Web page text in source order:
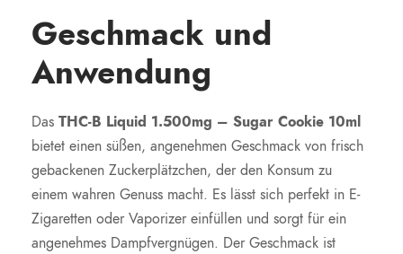
Geschmack und
Anwendung
Das THC-B Liquid 1.500mg – Sugar Cookie 10ml
bietet einen süßen, angenehmen Geschmack von frisch
gebackenen Zuckerplätzchen, der den Konsum zu
einem wahren Genuss macht. Es lässt sich perfekt in E-
Zigaretten oder Vaporizer einfüllen und sorgt für ein
angenehmes Dampfvergnügen. Der Geschmack ist